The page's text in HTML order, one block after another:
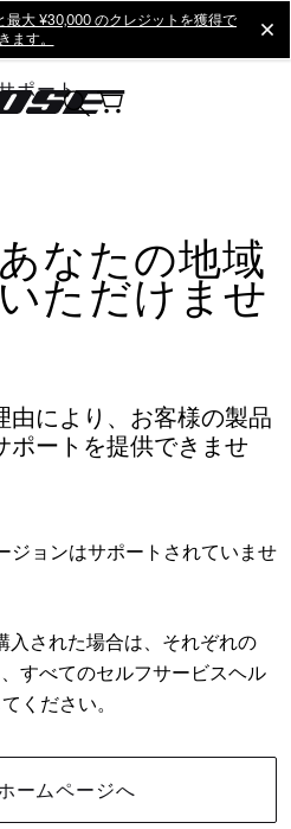
最大 ¥30,000 のクレジットを獲得で
きます。
ポート
なたの地域
ただけませ
由により、お客様の製品
ポートを提供できませ
ジョンはサポートされていませ
入された場合は、それぞれの
すべてのセルフサービスヘル
ください。
ームページへ